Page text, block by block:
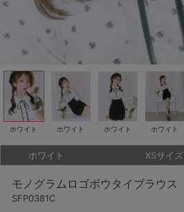
ホワイト ホワイト ホワイト ホワイト
ホワイト XSサイズ
モノグラムロゴボウタイブラウス
SFP0381C